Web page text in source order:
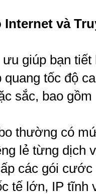
và
giúp bạn
quang tốc độ
sắc, bao
thường có
lẻ từng dịch
các gói cước
tế lớn, IP tĩnh